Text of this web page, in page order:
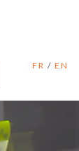
FR / EN